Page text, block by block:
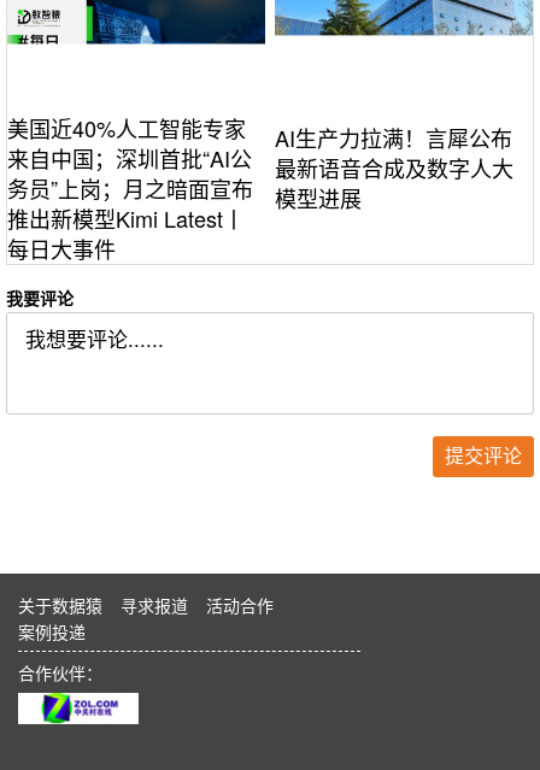
美国近40%人工智能专家
来自中国；深圳首批“AI公
务员”上岗；月之暗面宣布
推出新模型Kimi Latest丨
每日大事件
AI生产力拉满！言犀公布
最新语音合成及数字人大
模型进展
我要评论
关于数据猿 寻求报道
活动合作
案例投递
合作伙伴：